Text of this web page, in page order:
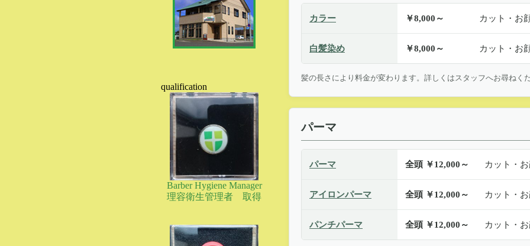
カラー ￥8,000～ カット・お
白髪染め ￥8,000～ カット・お
髪の長さにより料金が変わります。詳しくはスタッフへお尋ねく
パーマ
パーマ 全頭 ￥12,000～ カット・
アイロンパーマ 全頭 ￥12,000～ カット・
パンチパーマ 全頭 ￥12,000～ カット・
qualification
Barber Hygiene Manager
理容衛生管理者 取得